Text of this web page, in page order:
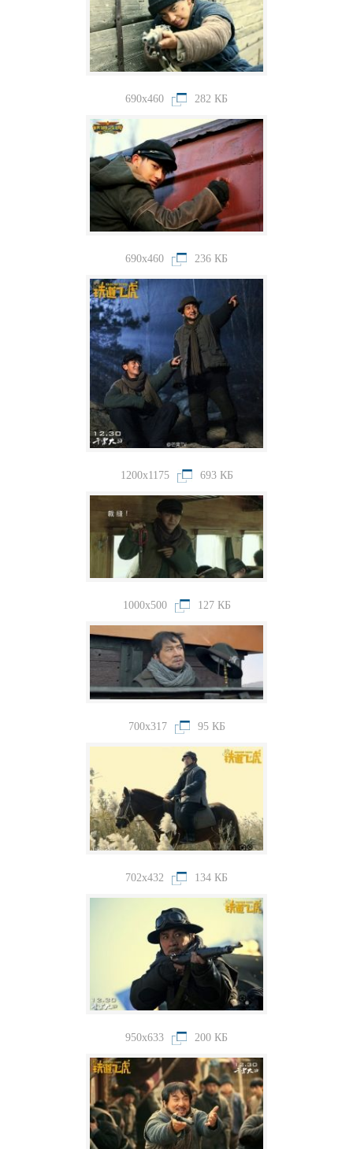
690x460 282 КБ
690x460 236 КБ
1200x1175 693 КБ
1000x500 127 КБ
700x317 95 КБ
702x432 134 КБ
950x633 200 КБ